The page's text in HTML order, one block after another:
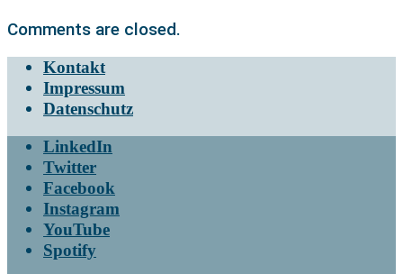
Comments are closed.
Kontakt
Impressum
Datenschutz
LinkedIn
Twitter
Facebook
Instagram
YouTube
Spotify